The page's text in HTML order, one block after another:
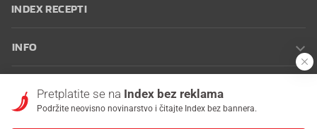
INDEX RECEPTI
INFO
korištenja
Postavke kolačića
Pretplatite se na Index bez reklama
Podržite neovisno novinarstvo i čitajte Index bez bannera.